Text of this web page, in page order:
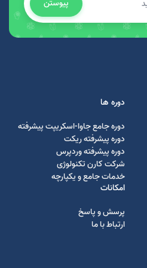
پیوستن
دوره ها
دوره جامع جاوا-اسکریپت پیشرفته
دوره پیشرفته ریکت
دوره پیشرفته وردپرس
شرکت کارن تکنولوژی
خدمات جامع و یکپارچه
امکانات
پرسش و پاسخ
ارتباط با ما